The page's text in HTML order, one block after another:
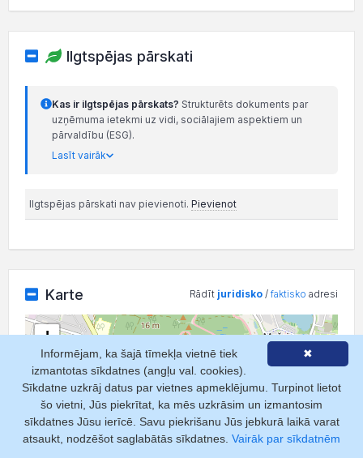
Ilgtspējas pārskati
Kas ir ilgtspējas pārskats? Strukturēts dokuments par
uzņēmuma ietekmi uz vidi, sociālajiem aspektiem un
pārvaldību (ESG).
Lasīt vairāk
Ilgtspējas pārskati nav pievienoti. Pievienot
Karte Rādīt juridisko /faktisko adresi
+
−
✖
Informējam, ka šajā tīmekļa vietnē tiek
izmantotas sīkdatnes (angļu val. cookies).
Sīkdatne uzkrāj datus par vietnes apmeklējumu. Turpinot lietot
šo vietni, Jūs piekrītat, ka mēs uzkrāsim un izmantosim
sīkdatnes Jūsu ierīcē. Savu piekrišanu Jūs jebkurā laikā varat
atsaukt, nodzēšot saglabātās sīkdatnes. Vairāk par sīkdatnēm